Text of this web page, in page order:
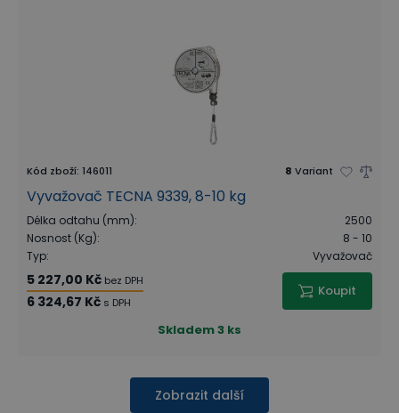
Kód zboží: 146011 8 Variant
Vyvažovač TECNA 9339, 8-10 kg
Délka odtahu (mm):
2500
Nosnost (Kg):
8 - 10
Typ: Vyvažovač
5 227,00 Kč bez DPH
6 324,67 Kč s DPH
Koupit
Skladem3 ks
Zobrazit další